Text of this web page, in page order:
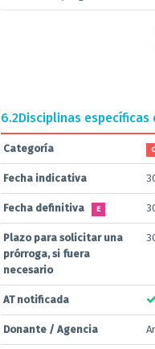
6.2Disciplinas
Categoría C
Fecha indicativa
Fecha definitiva E
Plazo para solicitar una
prórroga, si fuera
necesario
AT notificada
Donante / Agencia